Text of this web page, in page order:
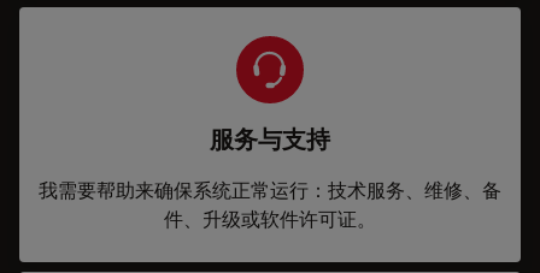
服务与支持
我需要帮助来确保系统正常运行：技术服务、维修、备
件、升级或软件许可证。